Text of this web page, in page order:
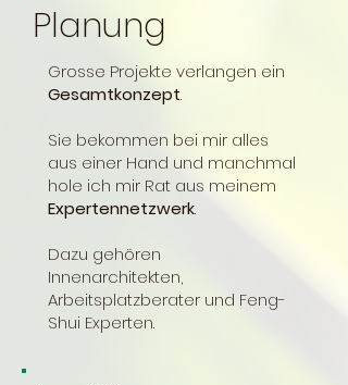
Planung
Grosse Projekte verlangen ein
Gesamtkonzept.
Sie bekommen bei mir alles
aus einer Hand und manchmal
hole ich mir Rat aus meinem
Expertennetzwerk.
Dazu gehören
Innenarchitekten,
Arbeitsplatzberater und Feng-
Shui Experten.